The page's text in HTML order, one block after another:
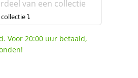
van een collectie
⤵
Voor 20:00 uur betaald,